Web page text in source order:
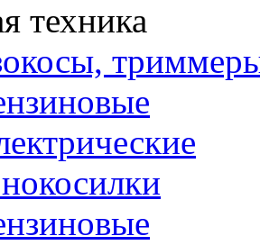
техника